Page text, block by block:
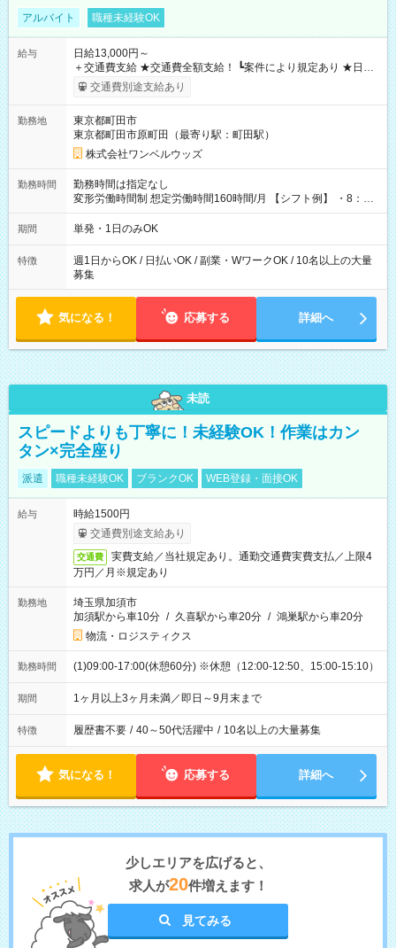
アルバイト 職種未経験OK
給与
日給13,000円～
＋交通費支給 ★交通費全額支給！ ┗案件により規定あり ★日払
いOK！（規定あり） ┗働いたその日に現金GET♪ お仕事後はコ
ンビニATMから 日払い分を引き落とせます！ 【試用期間】試
交通費別途支給あり
勤務地
東京都町田市
東京都町田市原町田（最寄り駅：町田駅）
株式会社ワンベルウッズ
勤務時間
勤務時間は指定なし
変形労働時間制 想定労働時間160時間/月 【シフト例】 ・8：00
～21：00
期間 単発・1日のみOK
特徴
週1日からOK / 日払いOK / 副業・WワークOK / 10名以上の大量
募集
気になる！ 応募する 詳細へ
未読
スピードよりも丁寧に！未経験OK！作業はカン
タン×完全座り
派遣 職種未経験OK ブランクOK WEB登録・面接OK
給与
時給1500円
交通費別途支給あり
交通費
実費支給／当社規定あり。通勤交通費実費支払／上限4
万円／月※規定あり
勤務地
埼玉県加須市
加須駅から車10分 / 久喜駅から車20分 / 鴻巣駅から車20分
物流・ロジスティクス
勤務時間 (1)09:00-17:00(休憩60分) ※休憩（12:00-12:50、15:00-15:10）
期間 1ヶ月以上3ヶ月未満／即日～9月末まで
特徴 履歴書不要 / 40～50代活躍中 / 10名以上の大量募集
気になる！ 応募する 詳細へ
少しエリアを広げると、
求人が20件増えます！
見てみる